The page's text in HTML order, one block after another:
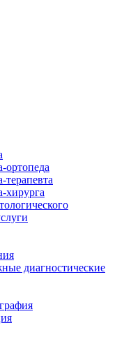
ортопеда
терапевта
хирурга
диагностические